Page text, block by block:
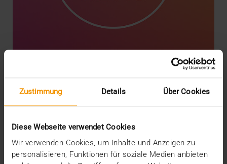
Zustimmung Details Über Cookies
Diese Webseite verwendet Cookies
Wir verwenden Cookies, um Inhalte und Anzeigen zu
personalisieren, Funktionen für soziale Medien anbieten
Erhöhte Sicherheit bei LDAP-
Anbindungen
03.03.2020
Die Firma Microsoft plant, im Rahmen von
Windows-Updates die Sicherheit bei LDAP-